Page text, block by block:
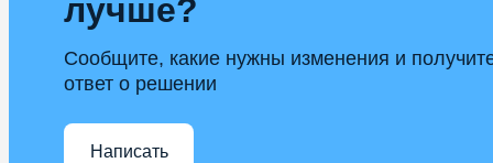
лучше?
Сообщите, какие нужны изменения и
ответ о решении
Написать